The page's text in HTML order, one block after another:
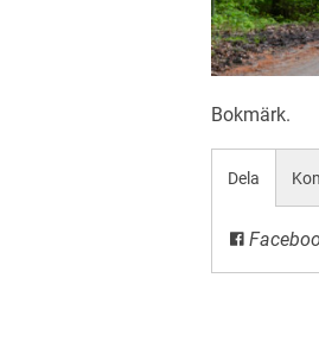
Bokmärk.
Dela